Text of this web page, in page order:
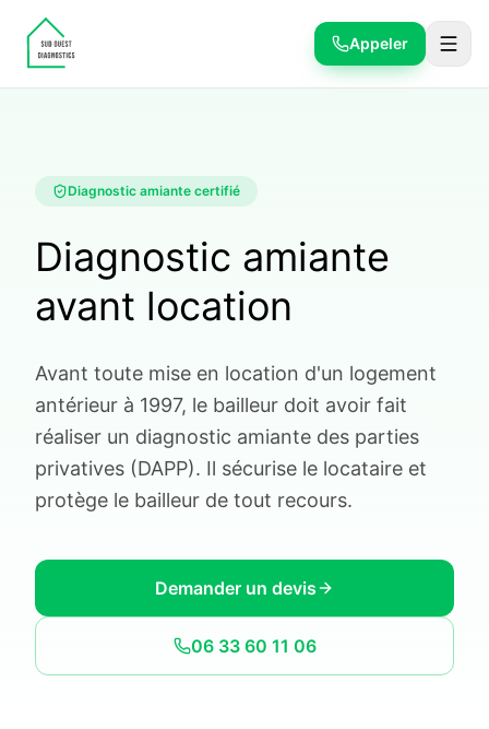
Appeler
Diagnostic amiante certifié
Diagnostic amiante
avant location
Avant toute mise en location d'un logement
antérieur à 1997, le bailleur doit avoir fait
réaliser un diagnostic amiante des parties
privatives (DAPP). Il sécurise le locataire et
protège le bailleur de tout recours.
Demander un devis
06 33 60 11 06